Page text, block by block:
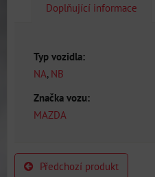
Doplňující informace
Typ vozidla:
NA, NB
Značka vozu:
MAZDA
Předchozí produkt